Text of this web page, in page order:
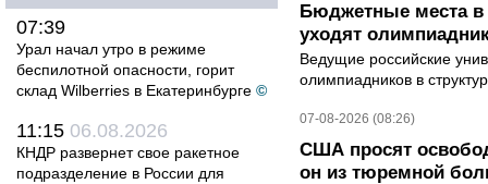
07:39
Урал начал утро в режиме
беспилотной опасности, горит
склад Wilberries в Екатеринбурге ©
11:15 06.08.2026
КНДР развернет свое ракетное
подразделение в России для
Бюджетные места в
уходят
Ведущие российские
олимпиадников в
07-08-2026 (08:26)
США просят
он из тюремной